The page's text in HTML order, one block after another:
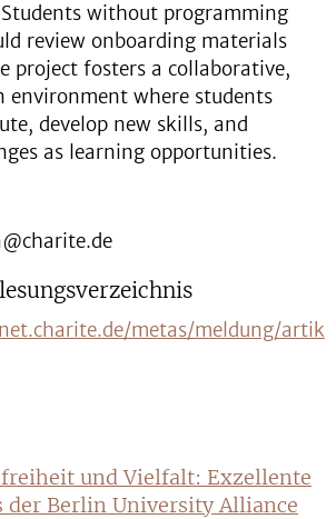
Students without programming
review onboarding materials
project fosters a collaborative,
environment where students
develop new skills, and
as learning opportunities.
metas/meldung/
und Vielfalt: Exzellente
der Berlin University Alliance